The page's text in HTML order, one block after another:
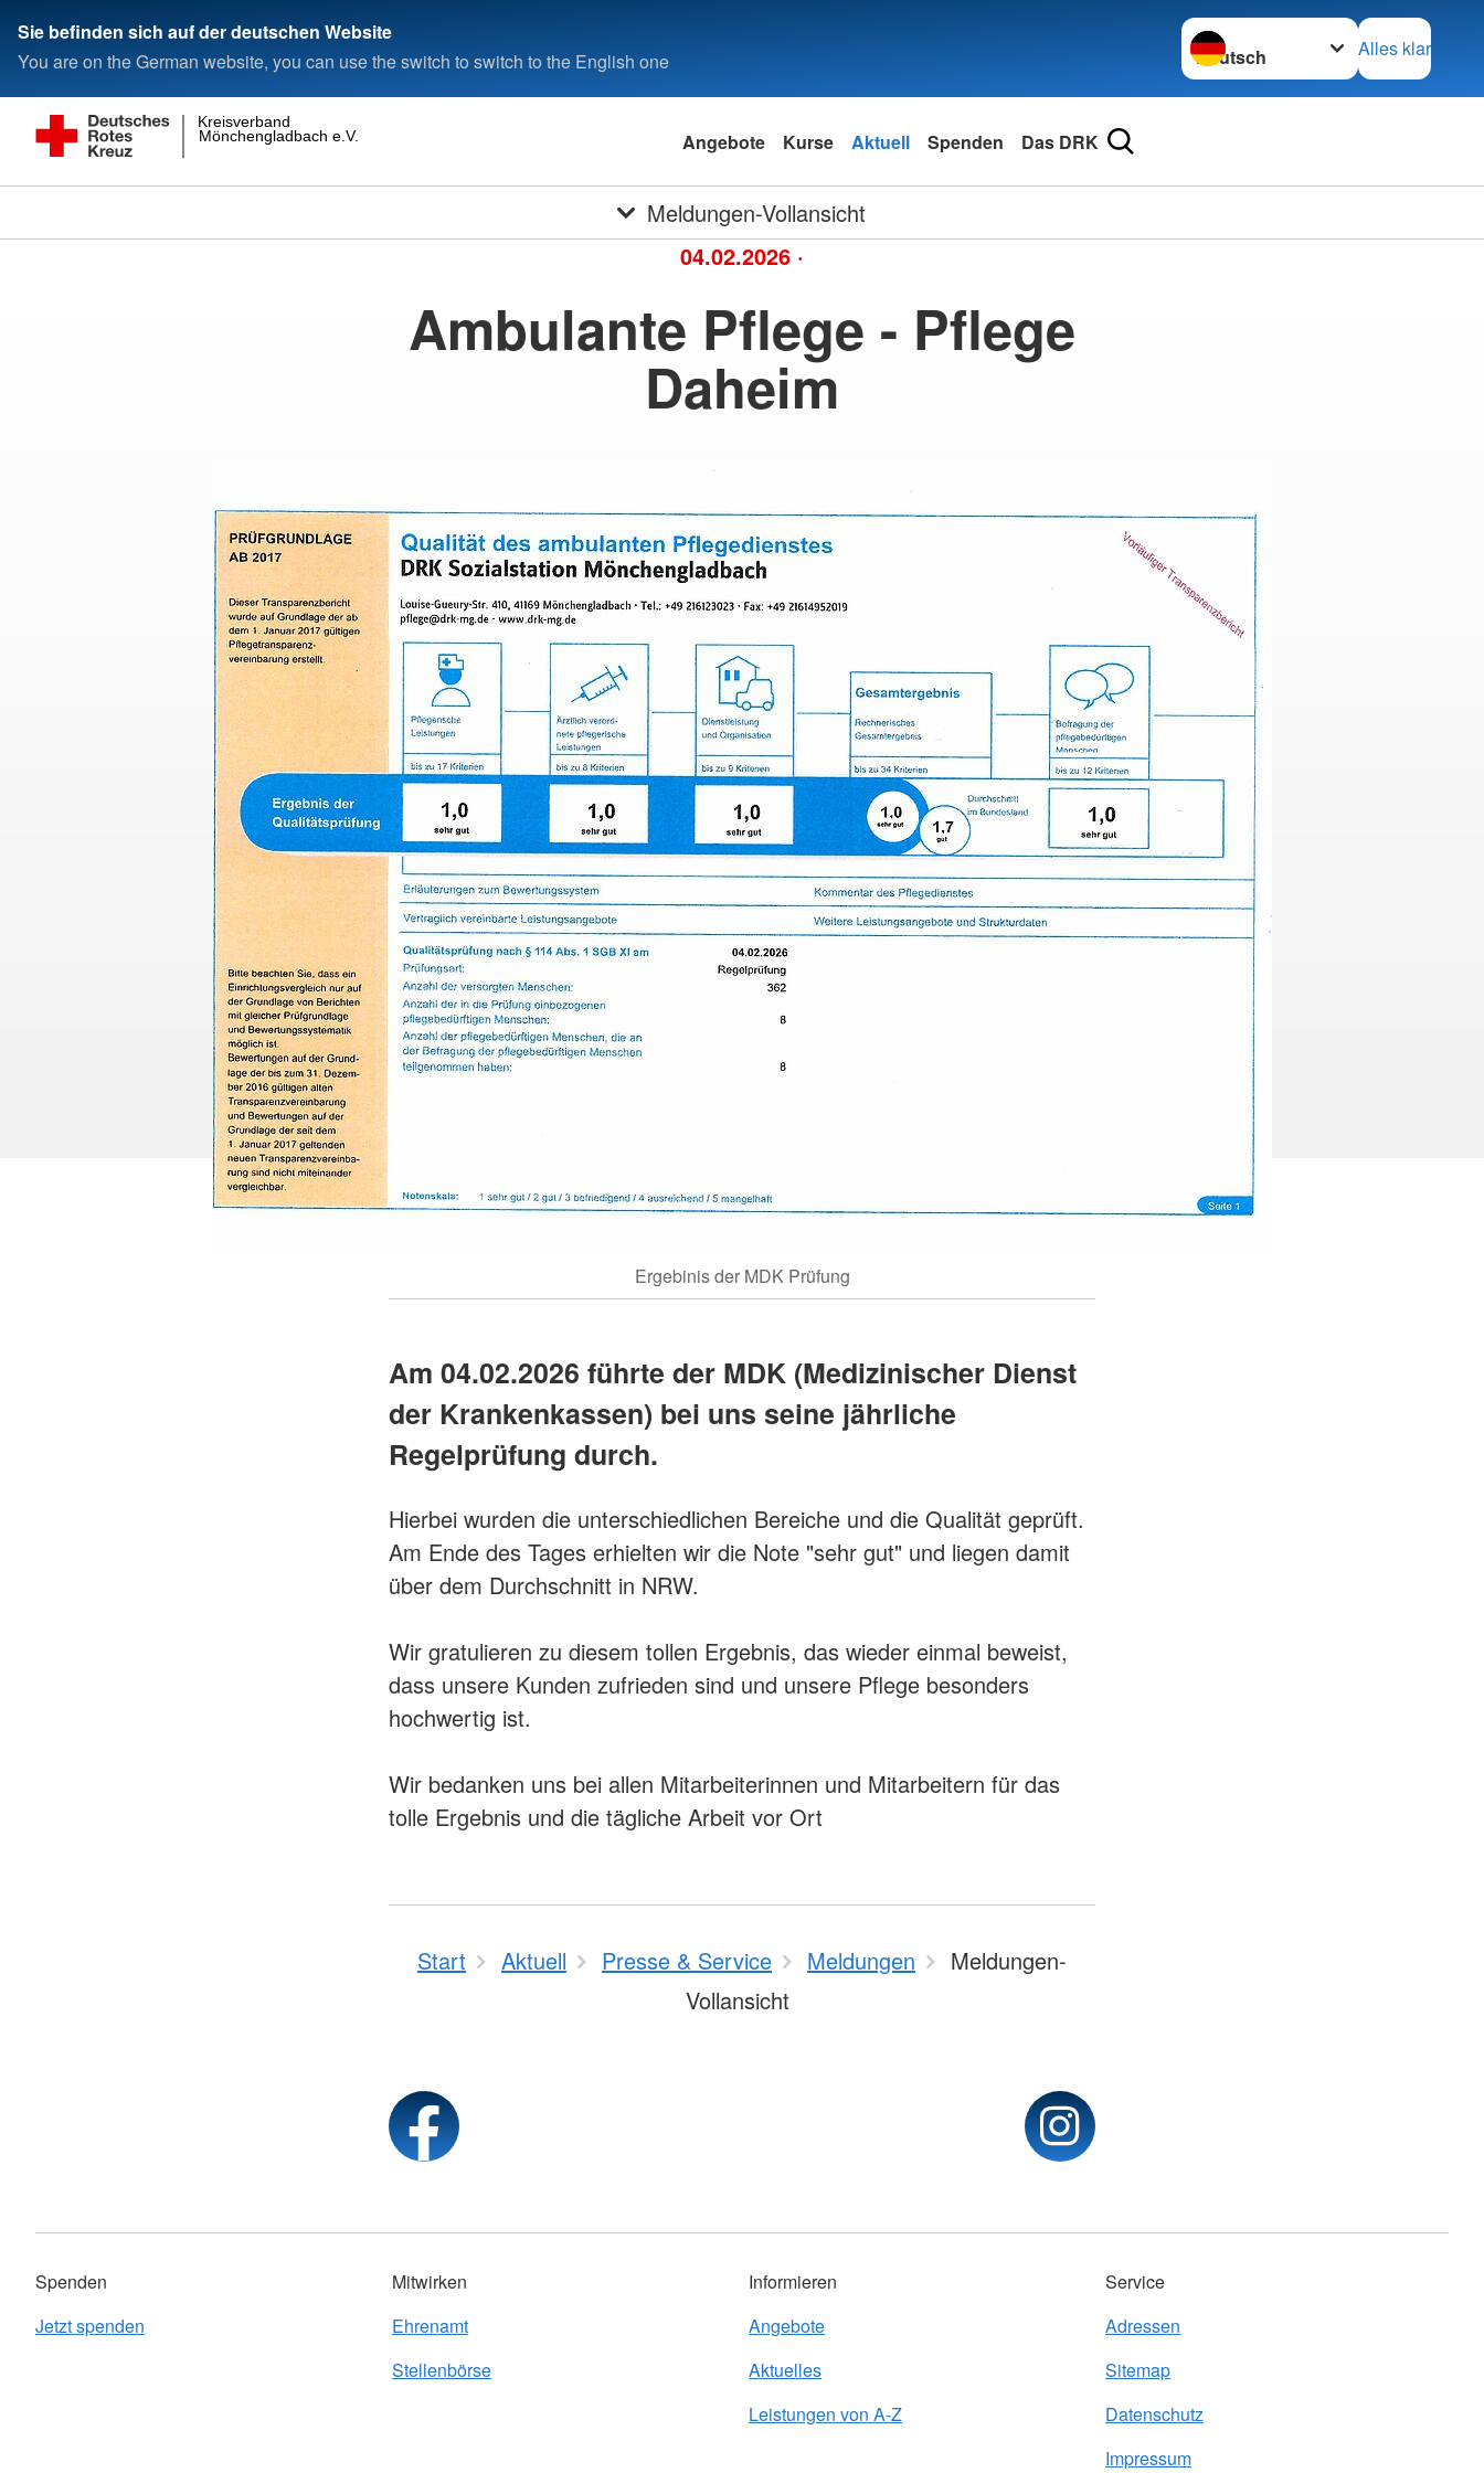
Sie befinden sich auf der deutschen Website
You are on the German website, you can use the switch to switch to the English one
Sprache wechseln zu
Alles klar
Mönchengladbach e.V.
Kreisverband
Angebote Kurse Aktuell Spenden Das DRK
Meldungen-Vollansicht
04.02.2026 ·
Ambulante Pflege - Pflege
Daheim
Ergebinis der MDK Prüfung
Am 04.02.2026 führte der MDK (Medizinischer Dienst
der Krankenkassen) bei uns seine jährliche
Regelprüfung durch.
Hierbei wurden die unterschiedlichen Bereiche und die Qualität geprüft.
Am Ende des Tages erhielten wir die Note "sehr gut" und liegen damit
über dem Durchschnitt in NRW.
Wir gratulieren zu diesem tollen Ergebnis, das wieder einmal beweist,
dass unsere Kunden zufrieden sind und unsere Pflege besonders
hochwertig ist.
Wir bedanken uns bei allen Mitarbeiterinnen und Mitarbeitern für das
tolle Ergebnis und die tägliche Arbeit vor Ort
Start Aktuell Presse & Service Meldungen
Meldungen-
Vollansicht
Spenden
Jetzt spenden
Mitwirken
Ehrenamt
Stellenbörse
Informieren
Angebote
Aktuelles
Leistungen von A-Z
Service
Adressen
Sitemap
Datenschutz
Impressum